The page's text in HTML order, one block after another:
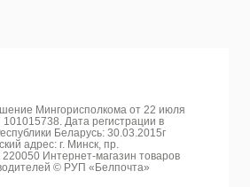
Мингорисполкома от 22 июля
Дата регистрации в
Беларусь: 30.03.2015г
адрес: г. Минск, пр.
220050 Интернет-магазин товаров
© РУП «Белпочта»